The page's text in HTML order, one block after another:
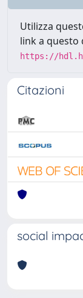
Utilizza
link a questo
https://
Citazioni
social